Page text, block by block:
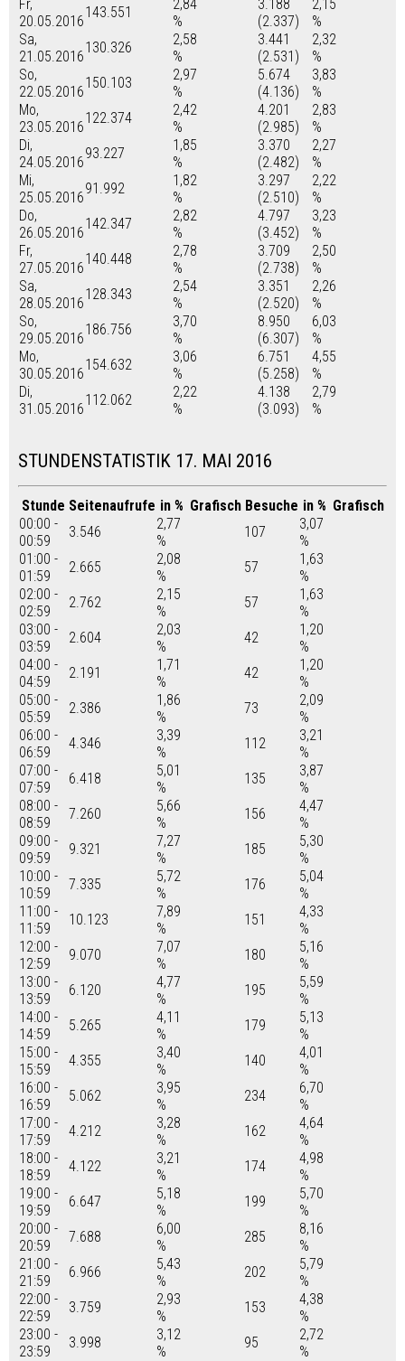
Fr,
20.05.2016
143.551
2,84
%
3.188
(2.337)
2,15
%
Sa,
21.05.2016
130.326
2,58
%
3.441
(2.531)
2,32
%
So,
22.05.2016
150.103
2,97
%
5.674
(4.136)
3,83
%
Mo,
23.05.2016
122.374
2,42
%
4.201
(2.985)
2,83
%
Di,
24.05.2016
93.227
1,85
%
3.370
(2.482)
2,27
%
Mi,
25.05.2016
91.992
1,82
%
3.297
(2.510)
2,22
%
Do,
26.05.2016
142.347
2,82
%
4.797
(3.452)
3,23
%
Fr,
27.05.2016
140.448
2,78
%
3.709
(2.738)
2,50
%
Sa,
28.05.2016
128.343
2,54
%
3.351
(2.520)
2,26
%
So,
29.05.2016
186.756
3,70
%
8.950
(6.307)
6,03
%
Mo,
30.05.2016
154.632
3,06
%
6.751
(5.258)
4,55
%
Di,
31.05.2016
112.062
2,22
%
4.138
(3.093)
2,79
%
STUNDENSTATISTIK 17. MAI 2016
Stunde Seitenaufrufe in % Grafisch Besuche in % Grafisch
00:00 -
00:59
3.546
2,77
%
107
3,07
%
01:00 -
01:59
2.665
2,08
%
57
1,63
%
02:00 -
02:59
2.762
2,15
%
57
1,63
%
03:00 -
03:59
2.604
2,03
%
42
1,20
%
04:00 -
04:59
2.191
1,71
%
42
1,20
%
05:00 -
05:59
2.386
1,86
%
73
2,09
%
06:00 -
06:59
4.346
3,39
%
112
3,21
%
07:00 -
07:59
6.418
5,01
%
135
3,87
%
08:00 -
08:59
7.260
5,66
%
156
4,47
%
09:00 -
09:59
9.321
7,27
%
185
5,30
%
10:00 -
10:59
7.335
5,72
%
176
5,04
%
11:00 -
11:59
10.123
7,89
%
151
4,33
%
12:00 -
12:59
9.070
7,07
%
180
5,16
%
13:00 -
13:59
6.120
4,77
%
195
5,59
%
14:00 -
14:59
5.265
4,11
%
179
5,13
%
15:00 -
15:59
4.355
3,40
%
140
4,01
%
16:00 -
16:59
5.062
3,95
%
234
6,70
%
17:00 -
17:59
4.212
3,28
%
162
4,64
%
18:00 -
18:59
4.122
3,21
%
174
4,98
%
19:00 -
19:59
6.647
5,18
%
199
5,70
%
20:00 -
20:59
7.688
6,00
%
285
8,16
%
21:00 -
21:59
6.966
5,43
%
202
5,79
%
22:00 -
22:59
3.759
2,93
%
153
4,38
%
23:00 -
23:59
3.998
3,12
%
95
2,72
%